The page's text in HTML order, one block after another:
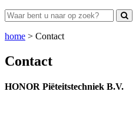
home > Contact
Contact
HONOR Piëteitstechniek B.V.